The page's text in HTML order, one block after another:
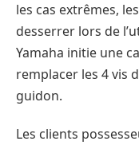
les cas extrêmes,
desserrer lors de
Yamaha initie une
remplacer les 4 vis
guidon.
Les clients